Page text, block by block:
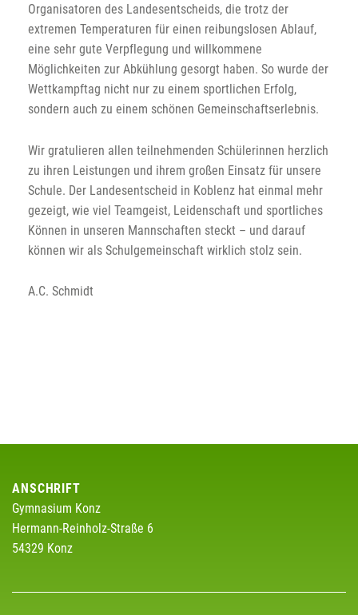
Organisatoren des Landesentscheids, die trotz der
extremen Temperaturen für einen reibungslosen Ablauf,
eine sehr gute Verpflegung und willkommene
Möglichkeiten zur Abkühlung gesorgt haben. So wurde der
Wettkampftag nicht nur zu einem sportlichen Erfolg,
sondern auch zu einem schönen Gemeinschaftserlebnis.
Wir gratulieren allen teilnehmenden Schülerinnen herzlich
zu ihren Leistungen und ihrem großen Einsatz für unsere
Schule. Der Landesentscheid in Koblenz hat einmal mehr
gezeigt, wie viel Teamgeist, Leidenschaft und sportliches
Können in unseren Mannschaften steckt – und darauf
können wir als Schulgemeinschaft wirklich stolz sein.
A.C. Schmidt
ANSCHRIFT
Gymnasium Konz
Hermann-Reinholz-Straße 6
54329 Konz